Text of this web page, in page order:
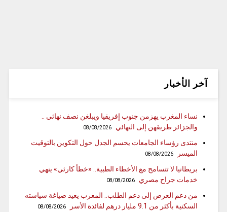
آخر الأخبار
نساء المغرب يهزمن جنوب إفريقيا ويبلغن نصف نهائي ..
والجزائر طريقهن إلى النهائي
08/08/2026
منتدى رؤساء الجامعات يحسم الجدل حول التكوين بالتوقيت
الميسر
08/08/2026
بريطانيا لا تتسامح مع الأخطاء الطبية.. «خطأ كارثي» ينهي
خدمات جراح مصري
08/08/2026
من دعم العرض إلى دعم الطلب.. المغرب يعيد صياغة سياسته
السكنية بأكثر من 9.1 مليار درهم لفائدة الأسر
08/08/2026